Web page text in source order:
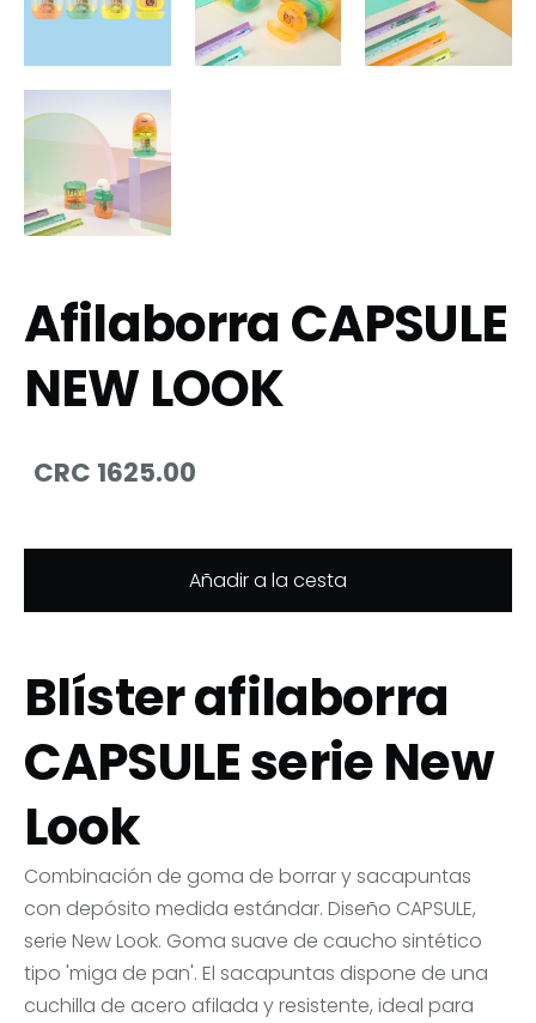
Afilaborra CAPSULE
NEW LOOK
CRC 1625.00
Añadir a la cesta
Blíster afilaborra
CAPSULE serie New
Look
Combinación de goma de borrar y sacapuntas
con depósito medida estándar. Diseño CAPSULE,
serie New Look. Goma suave de caucho sintético
tipo 'miga de pan'. El sacapuntas dispone de una
cuchilla de acero afilada y resistente, ideal para